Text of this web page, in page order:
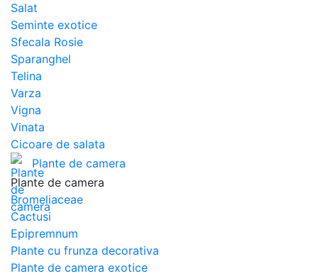
Salat
Seminte exotice
Sfecala Rosie
Sparanghel
Telina
Varza
Vigna
Vinata
Сicoare de salata
Plante de camera
Plante de camera
Bromeliaceae
Cactusi
Epipremnum
Plante cu frunza decorativa
Plante de camera exotice